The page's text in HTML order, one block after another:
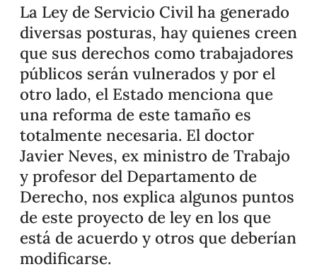
La Ley de Servicio Civil ha generado
diversas posturas, hay quienes creen
que sus derechos como trabajadores
públicos serán vulnerados y por el
otro lado, el Estado menciona que
una reforma de este tamaño es
totalmente necesaria. El doctor
Javier Neves, ex ministro de Trabajo
y profesor del Departamento de
Derecho, nos explica algunos puntos
de este proyecto de ley en los que
está de acuerdo y otros que deberían
modificarse.